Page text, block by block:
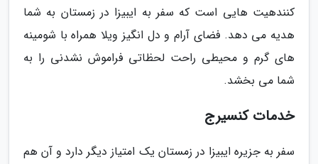
کنندهیت هایی است که سفر به ایبیزا در زمستان به شما
هدیه می دهد. فضای آرام و دل انگیز ویلا همراه با شومینه
های گرم و محیطی راحت لحظاتی فراموش نشدنی را به
شما می بخشد.
خدمات کنسیرج
سفر به جزیره ایبیزا در زمستان یک امتیاز دیگر دارد و آن هم